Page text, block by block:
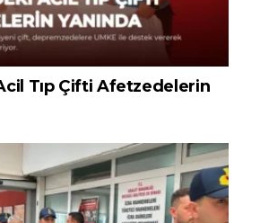
Tıp Çifti Afetzedelerin